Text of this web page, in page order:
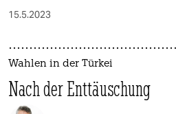
15.5.2023
Wahlen in der Türkei
Nach der Enttäuschung